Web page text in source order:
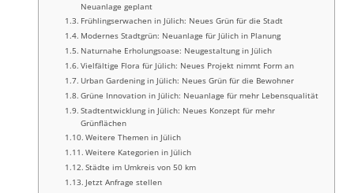
Neuanlage geplant
Frühlingserwachen in Jülich: Neues Grün für die Stadt
Modernes Stadtgrün: Neuanlage für Jülich in Planung
Naturnahe Erholungsoase: Neugestaltung in Jülich
Vielfältige Flora für Jülich: Neues Projekt nimmt Form an
Urban Gardening in Jülich: Neues Grün für die Bewohner
Grüne Innovation in Jülich: Neuanlage für mehr Lebensqualität
Stadtentwicklung in Jülich: Neues Konzept für mehr
Grünflächen
Weitere Themen in Jülich
Weitere Kategorien in Jülich
Städte im Umkreis von 50 km
Jetzt Anfrage stellen